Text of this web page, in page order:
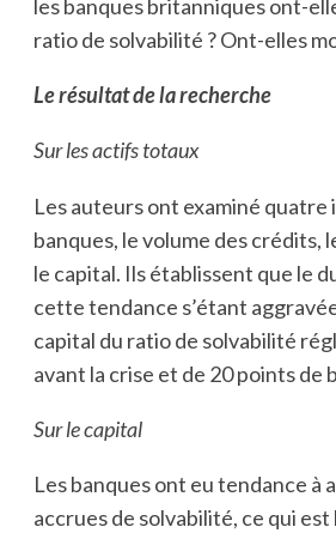
les banques britanniques ont-
ratio de solvabilité ? Ont-elles
Le résultat de la recherche
Sur les actifs totaux
Les auteurs ont examiné
banques, le volume des crédits,
le capital. Ils établissent que le
cette tendance s’étant
capital du ratio de solvabilité
avant la crise et de 20 points de
Sur le capital
Les banques ont eu tendance
accrues de solvabilité, ce qui